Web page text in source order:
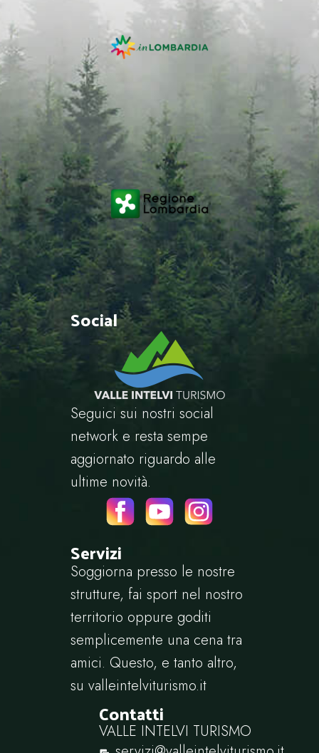
Social
Seguici sui nostri social
network e resta sempe
aggiornato riguardo alle
ultime novità.
Servizi
Soggiorna presso le nostre
strutture, fai sport nel nostro
territorio oppure goditi
semplicemente una cena tra
amici. Questo, e tanto altro,
su valleintelviturismo.it
Contatti
VALLE INTELVI TURISMO